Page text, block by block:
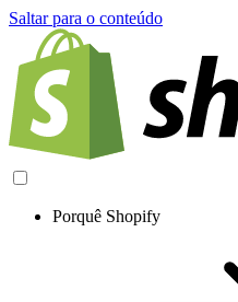
Saltar para o conteúdo
Porquê Shopify